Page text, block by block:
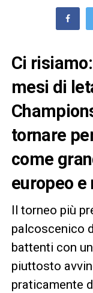
Ci
mesi di
tornare
come
europeo e
Il torneo più
palcoscenico
battenti con
piuttosto
praticamente